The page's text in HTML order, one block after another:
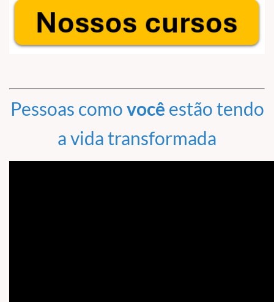
Pessoas comovocê estão tendo
a vida transformada